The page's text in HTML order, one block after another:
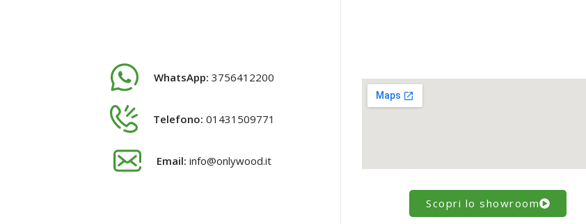
WhatsApp: 3756412200
Telefono: 01431509771
Email: info@onlywood.it
Scopri lo showroom